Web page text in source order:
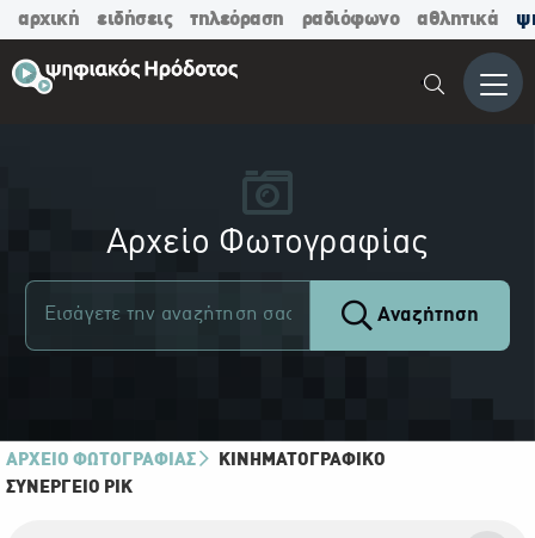
αρχική ειδήσεις τηλεόραση ραδιόφωνο αθλητικά
Μενού
Αρχείο Φωτογραφίας
Αναζήτηση
ΑΡΧΕΙΟ ΦΩΤΟΓΡΑΦΙΑΣ
ΚΙΝΗΜΑΤΟΓΡΑΦΙΚΌ
ΣΥΝΕΡΓΕΊΟ ΡΙΚ